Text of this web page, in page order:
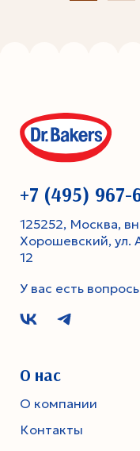
+7 (495) 967-
125252, Москва,
Хорошевский, ул.
12
У вас есть
О нас
О компании
Контакты